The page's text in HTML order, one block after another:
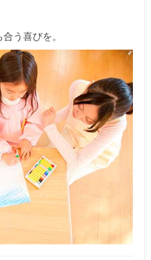
う喜びを。